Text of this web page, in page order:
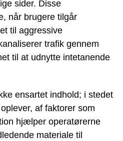
sider. Disse
når brugere tilgår
til aggressive
trafik gennem
til at udnytte intetanende
ensartet indhold; i stedet
af faktorer som
hjælper operatørerne
materiale til